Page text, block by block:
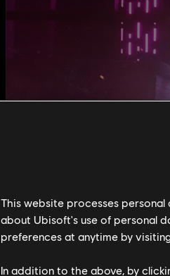
This website processes
about Ubisoft's use of personal
preferences at anytime by
In addition to the above, by